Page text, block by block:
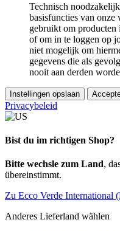
Technisch
basisfuncties van
gebruikt om
of om in te loggen op
niet mogelijk om
gegevens die als
nooit aan derden
Instellingen opslaan
Privacybeleid
Bist du im richtigen Shop?
Bitte wechsle zum Land,
übereinstimmt.
Zu Ecco Verde International
Anderes Lieferland wählen